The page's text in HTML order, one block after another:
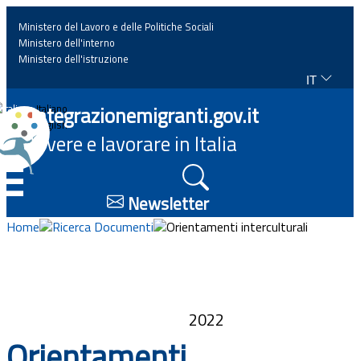
Home
News
Approfondimenti
Ministero del Lavoro e delle Politiche Sociali
Ministero dell'interno
Ministero dell'istruzione
IT
Italiano
English
Integrazionemigranti.gov.it
Vivere e lavorare in Italia
Newsletter
Home Ricerca Documenti Orientamenti interculturali
2022